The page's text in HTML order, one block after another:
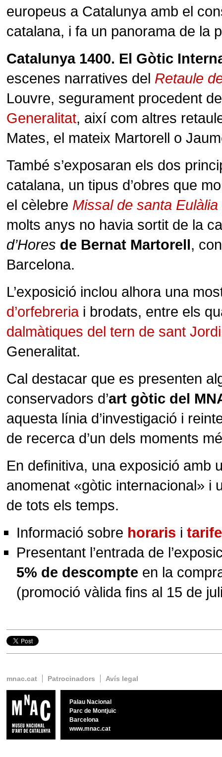
europeus a Catalunya amb el
catalana, i fa un panorama de la
Catalunya 1400. El Gòtic
escenes narratives del Retaule
Louvre, segurament procedent
Generalitat, així com altres
Mates, el mateix Martorell o
També s’exposaran els dos
catalana, un tipus d’obres que
el cèlebre Missal de santa Eulàlia
molts anys no havia sortit de la
d’Hores de Bernat Martorell,
Barcelona.
L’exposició inclou alhora una
d’orfebreria i brodats, entre els
dalmàtiques del tern de sant Jordi
Generalitat.
Cal destacar que es presenten
conservadors d’art gòtic del
aquesta línia d’investigació i
de recerca d’un dels moments
En definitiva, una exposició amb
anomenat «gòtic internacional» i
de tots els temps.
Informació sobre horaris i
Presentant l’entrada de
5% de descompte en la
(promoció vàlida fins al 15 de
Twitter
mnac.cat Patrocinadors Avís legal
Palau Nacional
Parc de Montjuïc
Barcelona
www.mnac.cat